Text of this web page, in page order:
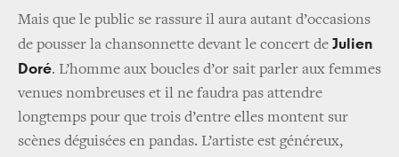
Mais que le public se rassure il aura autant d’occasions
de pousser la chansonnette devant le concert de Julien
Doré. L’homme aux boucles d’or sait parler aux femmes
venues nombreuses et il ne faudra pas attendre
longtemps pour que trois d’entre elles montent sur
scènes déguisées en pandas. L’artiste est généreux,